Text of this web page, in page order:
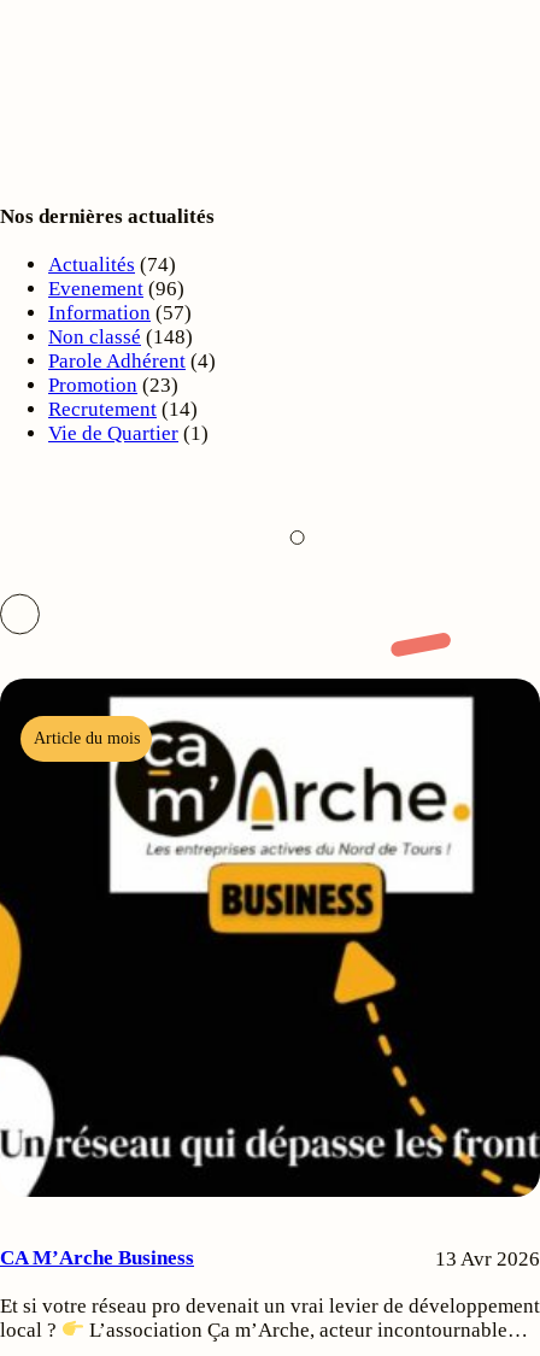
Nos dernières actualités
Actualités (74)
Evenement (96)
Information (57)
Non classé (148)
Parole Adhérent (4)
Promotion (23)
Recrutement (14)
Vie de Quartier (1)
Article du mois
CA M’Arche Business 13 Avr 2026
Et si votre réseau pro devenait un vrai levier de développement
local ?
L’association Ça m’Arche, acteur incontournable…